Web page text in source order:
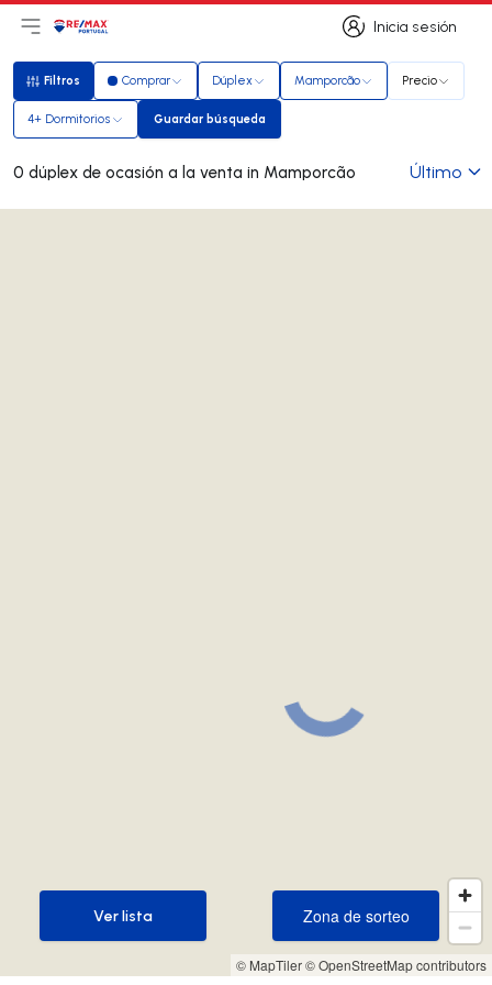
Inicia sesión
Inicia sesión
Abrir el menú principal
Logotipo
Filtros
Filtros Comprar Dúplex Mamporcão Precio
4+ Dormitorios Guardar búsqueda
Guardar búsqueda
0 dúplex de ocasión a la venta in Mamporcão Último
© MapTiler© OpenStreetMap contributors
Zona de sorteo
Zona de sorteo
Ver lista
Ver lista